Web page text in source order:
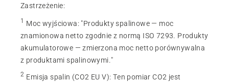
Zastrzeżenie:
1 Moc wyjściowa: "Produkty spalinowe — moc
znamionowa netto zgodnie z normą ISO 7293. Produkty
akumulatorowe — zmierzona moc netto porównywalna
z produktami spalinowymi."
2 Emisja spalin (CO2 EU V): Ten pomiar CO2 jest